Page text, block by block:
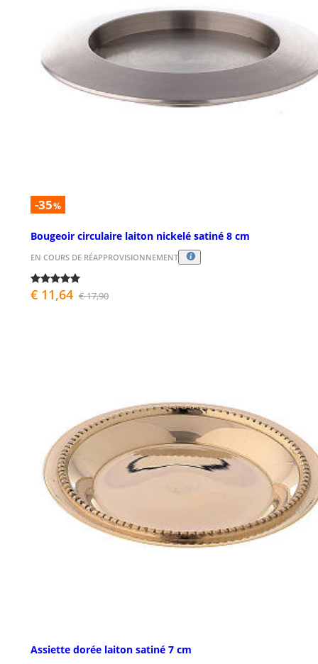
-35%
Bougeoir circulaire laiton nickelé satiné 8 cm
EN COURS DE RÉAPPROVISIONNEMENT
€ 11,64 € 17,90
Assiette dorée laiton satiné 7 cm